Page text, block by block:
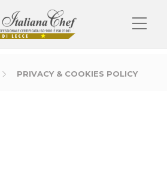
PRIVACY & COOKIES POLICY